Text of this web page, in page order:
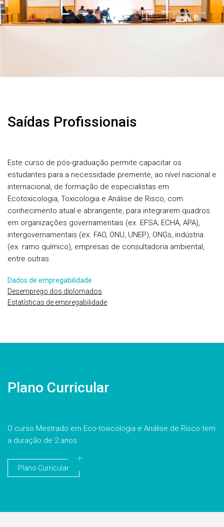
Saídas Profissionais
Este curso de pós-graduação permite capacitar os
estudantes para a necessidade premente, ao nível nacional e
internacional, de formação de especialistas em
Ecotoxicologia, Toxicologia e Análise de Risco, com
conhecimento atual e abrangente, para integrarem quadros
em organizações governamentais (ex. EFSA; ECHA, APA),
intergovernamentais (ex. FAO, ONU, UNEP), ONGs, indústria
(ex. ramo químico), empresas de consultadoria ambiental,
entre outras.
Dados de empregabilidade
Desemprego dos diplomados
Estatísticas de empregabilidade
Plano Curricular
O curso Mestrado em Eco-toxicologia e Análise de Risco tem
a duração de 2 anos
Plano Curricular